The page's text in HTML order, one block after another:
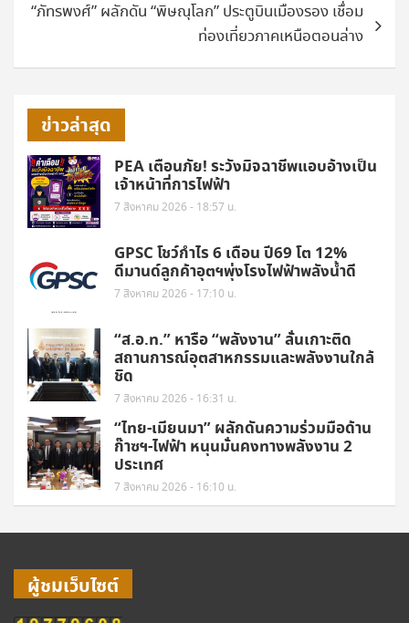
“ภัทรพงศ์” ผลักดัน “พิษณุโลก” ประตูบินเมืองรอง เชื่อม
ท่องเที่ยวภาคเหนือตอนล่าง
ข่าวล่าสุด
PEA เตือนภัย! ระวังมิจฉาชีพแอบอ้างเป็น
เจ้าหน้าที่การไฟฟ้า
7 สิงหาคม 2026 - 18:57 น.
GPSC โชว์กำไร 6 เดือน ปี69 โต 12%
ดีมานด์ลูกค้าอุตฯพุ่งโรงไฟฟ้าพลังน้ำดี
7 สิงหาคม 2026 - 17:10 น.
“ส.อ.ท.” หารือ “พลังงาน” ลั่นเกาะติด
สถานการณ์อุตสาหกรรมและพลังงานใกล้
ชิด
7 สิงหาคม 2026 - 16:31 น.
“ไทย-เมียนมา” ผลักดันความร่วมมือด้าน
ก๊าซฯ-ไฟฟ้า หนุนมั่นคงทางพลังงาน 2
ประเทศ
7 สิงหาคม 2026 - 16:10 น.
ผู้ชมเว็บไซต์